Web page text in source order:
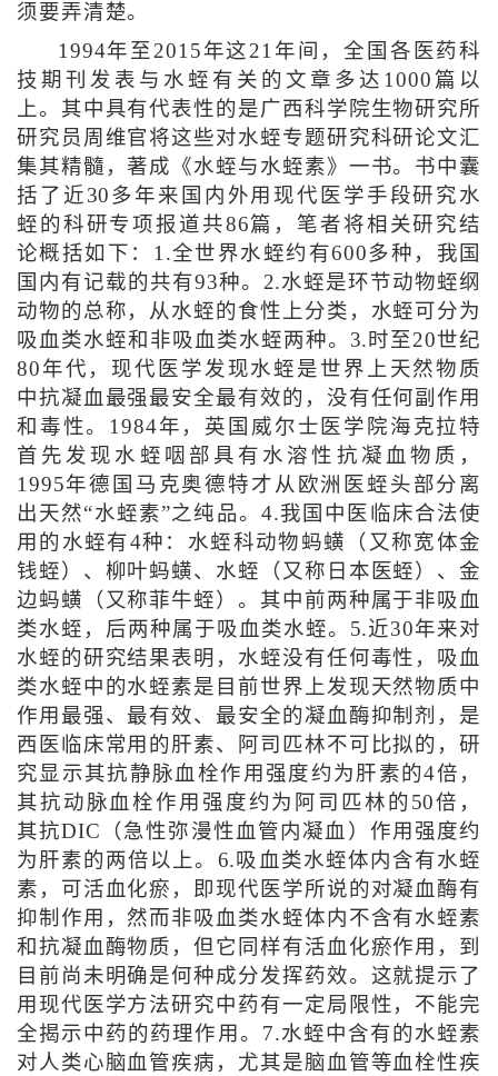
须要弄清楚。
1994年至2015年这21年间，全国各医药科
技期刊发表与水蛭有关的文章多达1000篇以
上。其中具有代表性的是广西科学院生物研究所
研究员周维官将这些对水蛭专题研究科研论文汇
集其精髓，著成《水蛭与水蛭素》一书。书中囊
括了近30多年来国内外用现代医学手段研究水
蛭的科研专项报道共86篇，笔者将相关研究结
论概括如下：1.全世界水蛭约有600多种，我国
国内有记载的共有93种。2.水蛭是环节动物蛭纲
动物的总称，从水蛭的食性上分类，水蛭可分为
吸血类水蛭和非吸血类水蛭两种。3.时至20世纪
80年代，现代医学发现水蛭是世界上天然物质
中抗凝血最强最安全最有效的，没有任何副作用
和毒性。1984年，英国威尔士医学院海克拉特
首先发现水蛭咽部具有水溶性抗凝血物质，
1995年德国马克奥德特才从欧洲医蛭头部分离
出天然“水蛭素”之纯品。4.我国中医临床合法使
用的水蛭有4种：水蛭科动物蚂蟥（又称宽体金
钱蛭）、柳叶蚂蟥、水蛭（又称日本医蛭）、金
边蚂蟥（又称菲牛蛭）。其中前两种属于非吸血
类水蛭，后两种属于吸血类水蛭。5.近30年来对
水蛭的研究结果表明，水蛭没有任何毒性，吸血
类水蛭中的水蛭素是目前世界上发现天然物质中
作用最强、最有效、最安全的凝血酶抑制剂，是
西医临床常用的肝素、阿司匹林不可比拟的，研
究显示其抗静脉血栓作用强度约为肝素的4倍，
其抗动脉血栓作用强度约为阿司匹林的50倍，
其抗DIC（急性弥漫性血管内凝血）作用强度约
为肝素的两倍以上。6.吸血类水蛭体内含有水蛭
素，可活血化瘀，即现代医学所说的对凝血酶有
抑制作用，然而非吸血类水蛭体内不含有水蛭素
和抗凝血酶物质，但它同样有活血化瘀作用，到
目前尚未明确是何种成分发挥药效。这就提示了
用现代医学方法研究中药有一定局限性，不能完
全揭示中药的药理作用。7.水蛭中含有的水蛭素
对人类心脑血管疾病，尤其是脑血管等血栓性疾